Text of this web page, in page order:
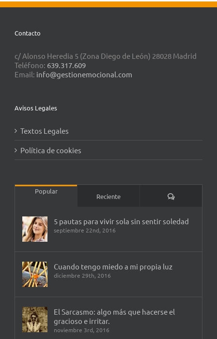
Contacto
c/ Alonso Heredia 5 (Zona Diego de León) 28028 Madrid
Teléfono: 639.317.609
Email: info@gestionemocional.com
Avisos Legales
Textos Legales
Política de cookies
Popular
Reciente Comentarios
5 pautas para vivir sola sin sentir soledad
septiembre 22nd, 2016
Cuando tengo miedo a mi propia luz
diciembre 29th, 2016
El Sarcasmo: algo más que hacerse el
gracioso e irritar.
noviembre 3rd, 2016